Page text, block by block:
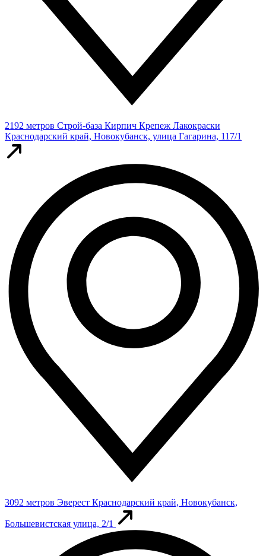
2192 метров Строй-база Кирпич Крепеж Лакокраски
Краснодарский край, Новокубанск, улица Гагарина, 117/1
3092 метров Эверест Краснодарский край, Новокубанск,
Большевистская улица, 2/1